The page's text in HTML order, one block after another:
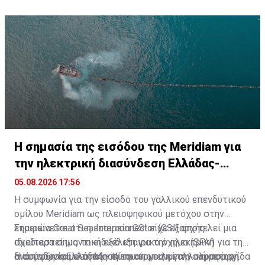
H σημασία της εισόδου της Meridiam για
την ηλεκτρική διασύνδεση Ελλάδας-
Κύπρου
05.08.2026 17:56
Η συμφωνία για την είσοδο του γαλλικού επενδυτικού
ομίλου Meridiam ως πλειοψηφικού μετόχου στην
εταιρεία Great Sea Interconnector (GSI) αποτελεί μια
ιδιαίτερα σημαντική εξέλιξη για την ηλεκτρική
διασύνδεση Ελλάδας - Κύπρου, με τη γαλλική σφραγίδα
Σημειώνεται ότι η εταιρεία GSI είχε εξαρχής
σχεδιαστεί ως το ειδικό εταιρικό όχημα (SPV) για την
ανάπτυξη και υλοποίηση του έργου, με τη συμμετοχή
Η συμφωνία με τη Meridiam αποτελεί την υλοποίηση